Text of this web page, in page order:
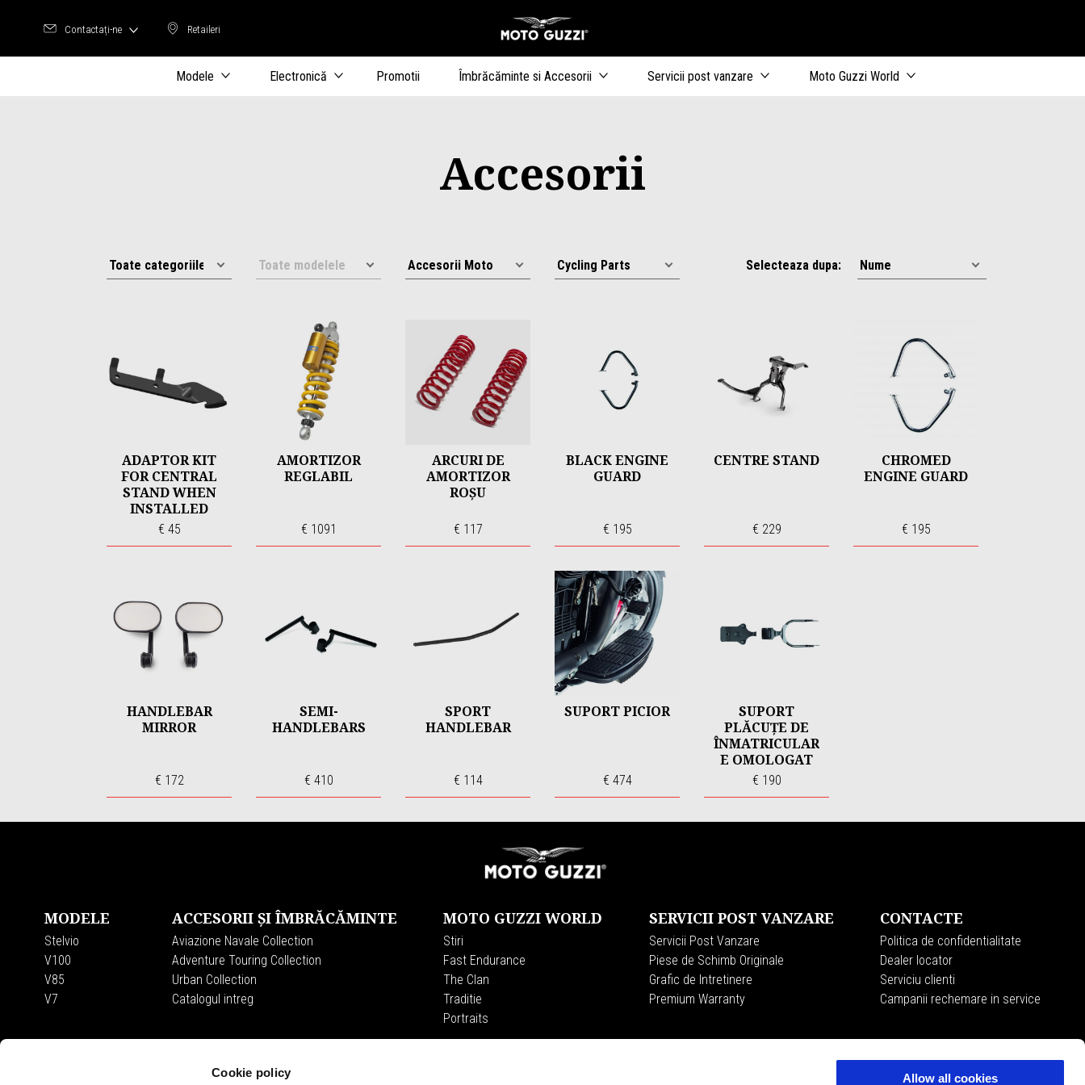
Cookie policy Allow all cookies
Retaileri
Retaileri
Contactați-ne
Modele Electronică Promotii Îmbrăcăminte si Accesorii Servicii post vanzare Moto Guzzi World
Accesorii
Selecteaza dupa:
ADAPTOR KIT
FOR CENTRAL
STAND WHEN
INSTALLED
WITH ARROW
€ 45
AMORTIZOR
REGLABIL
€ 1091
ARCURI DE
AMORTIZOR
ROȘU
€ 117
BLACK ENGINE
GUARD
€ 195
CENTRE STAND
€ 229
CHROMED
ENGINE GUARD
€ 195
HANDLEBAR
MIRROR
€ 172
SEMI-
HANDLEBARS
€ 410
SPORT
HANDLEBAR
€ 114
SUPORT PICIOR
€ 474
SUPORT
PLĂCUȚE DE
ÎNMATRICULAR
E OMOLOGAT
€ 190
MODELE
Stelvio
V100
V85
V7
ACCESORII ȘI ÎMBRĂCĂMINTE
Aviazione Navale Collection
Adventure Touring Collection
Urban Collection
Catalogul intreg
MOTO GUZZI WORLD
Stiri
Fast Endurance
The Clan
Traditie
Portraits
SERVICII POST VANZARE
Servicii Post Vanzare
Piese de Schimb Originale
Grafic de Intretinere
Premium Warranty
CONTACTE
Politica de confidentialitate
Dealer locator
Serviciu clienti
Campanii rechemare in service